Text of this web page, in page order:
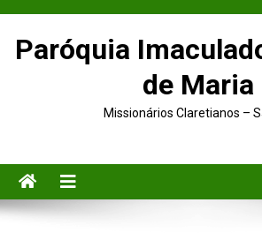
Paróquia
de Maria
Missionários Claretianos –